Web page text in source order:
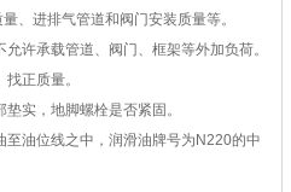
、进排气管道和阀门安装质量等。
承载管道、阀门、框架等外加负荷。
正质量。
实，地脚螺栓是否紧固。
油位线之中，润滑油牌号为N220的中